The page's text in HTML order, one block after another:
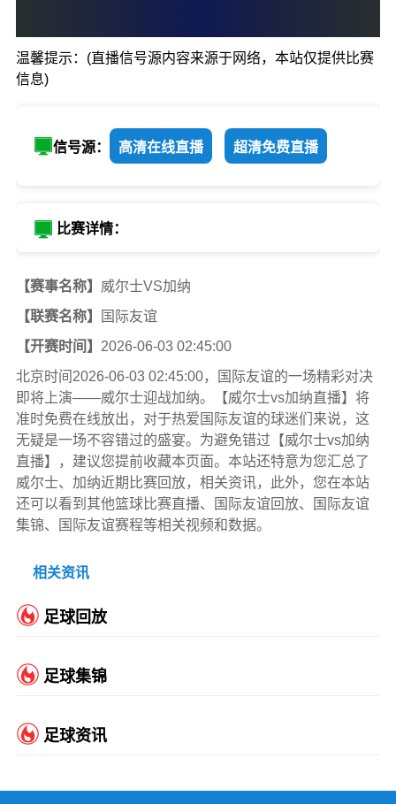
0:0
温馨提示：(直播信号源内容来源于网络，本站仅提供比赛
信息)
信号源： 高清在线直播 超清免费直播
比赛详情：
【赛事名称】 威尔士VS加纳
【联赛名称】
国际友谊
【开赛时间】 2026-06-03 02:45:00
北京时间2026-06-03 02:45:00，国际友谊的一场精彩对决
即将上演——威尔士迎战加纳。【威尔士vs加纳直播】将
准时免费在线放出，对于热爱国际友谊的球迷们来说，这
无疑是一场不容错过的盛宴。为避免错过【威尔士vs加纳
直播】，建议您提前收藏本页面。本站还特意为您汇总了
威尔士、加纳近期比赛回放，相关资讯，此外，您在本站
还可以看到其他篮球比赛直播、国际友谊回放、国际友谊
集锦、国际友谊赛程等相关视频和数据。
相关资讯
足球回放
足球集锦
足球资讯